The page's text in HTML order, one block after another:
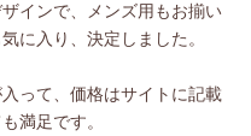
インで、メンズ用もお揃い
に入り、決定しました。
って、価格はサイトに記載
満足です。